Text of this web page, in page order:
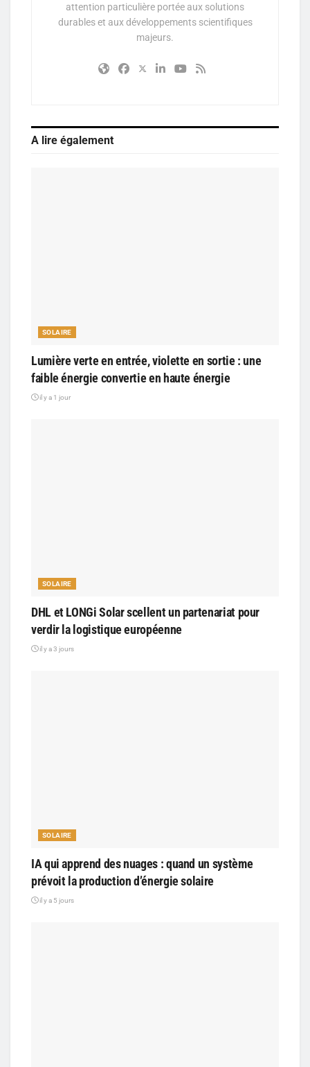
attention particulière portée aux solutions
durables et aux développements scientifiques
majeurs.
A lire également
SOLAIRE
Lumière verte en entrée, violette en sortie : une
faible énergie convertie en haute énergie
il y a 1 jour
SOLAIRE
DHL et LONGi Solar scellent un partenariat pour
verdir la logistique européenne
il y a 3 jours
SOLAIRE
IA qui apprend des nuages : quand un système
prévoit la production d’énergie solaire
il y a 5 jours